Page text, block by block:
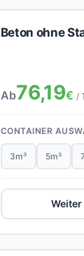
Beton ohne
Ab76,19€ /
CONTAINER
3m³ 5m³